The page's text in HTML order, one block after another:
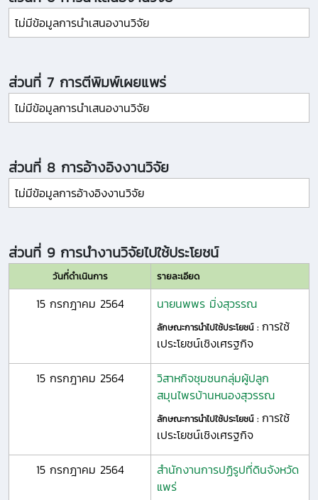
ไม่มีข้อมูลการนำเสนองานวิจัย
ส่วนที่ 7 การตีพิมพ์เผยแพร่
ไม่มีข้อมูลการนำเสนองานวิจัย
ส่วนที่ 8 การอ้างอิงงานวิจัย
ไม่มีข้อมูลการอ้างอิงงานวิจัย
ส่วนที่ 9 การนำงานวิจัยไปใช้ประโยชน์
วันที่ดำเนินการ รายละเอียด
15 กรกฎาคม 2564 นายนพพร มิ่งสุวรรณ
ลักษณะการนำไปใช้ประโยชน์ : การใช้
เประโยชน์เชิงเศรฐกิจ
15 กรกฎาคม 2564
วิสาหกิจชุมชนกลุ่มผู้ปลูก
สมุนไพรบ้านหนองสุวรรณ
ลักษณะการนำไปใช้ประโยชน์ : การใช้
เประโยชน์เชิงเศรฐกิจ
15 กรกฎาคม 2564
สำนักงานการปฏิรูปที่ดินจังหวัด
แพร่